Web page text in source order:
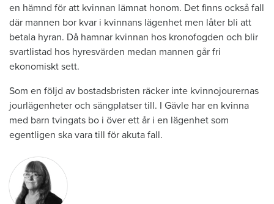
en hämnd för att kvinnan lämnat honom. Det finns också fall
där mannen bor kvar i kvinnans lägenhet men låter bli att
betala hyran. Då hamnar kvinnan hos kronofogden och blir
svartlistad hos hyresvärden medan mannen går fri
ekonomiskt sett.
Som en följd av bostadsbristen räcker inte kvinnojourernas
jourlägenheter och sängplatser till. I Gävle har en kvinna
med barn tvingats bo i över ett år i en lägenhet som
egentligen ska vara till för akuta fall.